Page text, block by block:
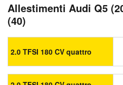
Allestimenti Audi Q5
(40)
2.0 TFSI 180 CV quattro